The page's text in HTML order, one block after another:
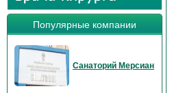
Популярные компании
Санаторий Мерсиан